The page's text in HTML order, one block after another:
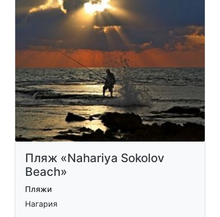
Пляж «Nahariya Sokolov
Beach»
Пляжи
Нагария